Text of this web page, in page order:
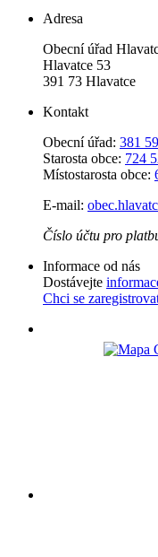
Adresa
Obecní úřad
Hlavatce 53
391 73 Hlavatce
Kontakt
Obecní úřad: 381
Starosta obce: 724
Místostarosta obce:
E-mail:
Číslo účtu pro
Informace od nás
Dostávejte
Chci se